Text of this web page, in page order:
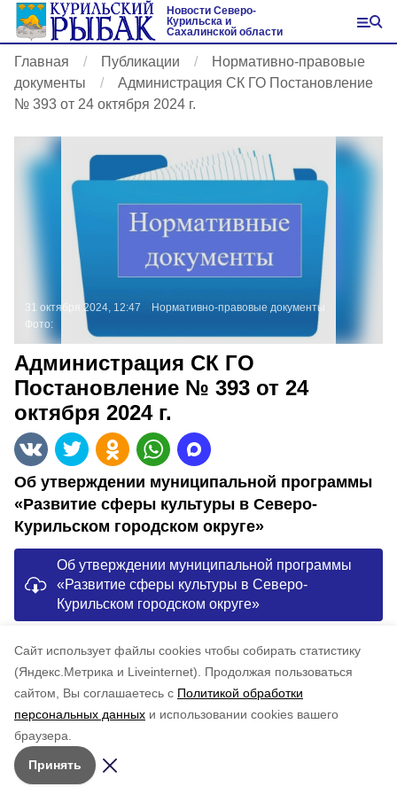
Cайт использует файлы cookies чтобы собирать статистику
(Яндекс.Метрика и Liveinternet).
Продолжая пользоваться
сайтом, Вы соглашаетесь с Политикой обработки
персональных данных и использовании cookies вашего
браузера.
Принять
Новости Северо-
Курильска и
Сахалинской области
Главная Публикации
Нормативно-правовые
документы
Администрация СК ГО Постановление
№ 393 от 24 октября 2024 г.
31 октября 2024, 12:47
Нормативно-правовые документы
Фото:
Администрация СК ГО
Постановление № 393 от 24
октября 2024 г.
Об утверждении муниципальной программы
«Развитие сферы культуры в Северо-
Курильском городском округе»
Об утверждении муниципальной программы
«Развитие сферы культуры в Северо-
Курильском городском округе»
Понравилась статья?
по оценке3 пользователей
5 4 3 2